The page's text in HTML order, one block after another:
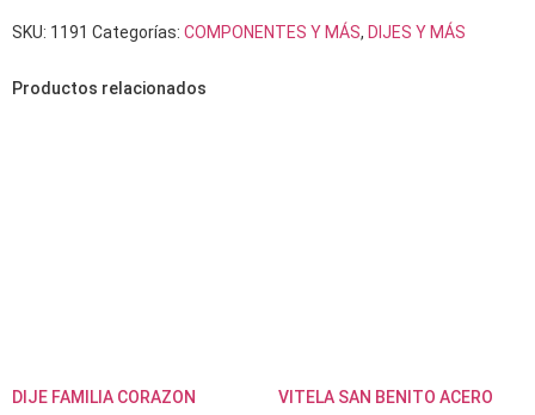
SKU: 1191 Categorías: COMPONENTES Y MÁS, DIJES Y MÁS
Productos relacionados
DIJE FAMILIA CORAZON VITELA SAN BENITO ACERO